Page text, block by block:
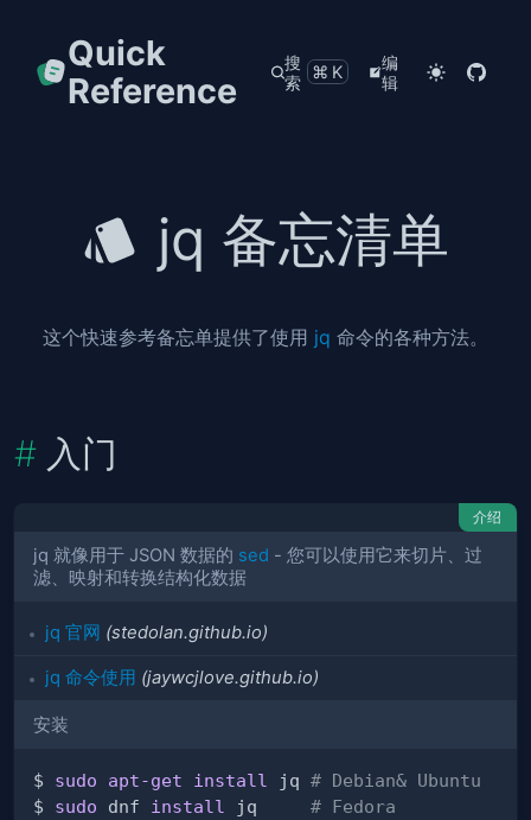
Quick
Reference
搜
索
⌘K
编
辑
jq 备忘清单
这个快速参考备忘单提供了使用 jq 命令的各种方法。
入门
介绍
jq 就像用于 JSON 数据的 sed - 您可以使用它来切片、过
滤、映射和转换结构化数据
jq 官网 (stedolan.github.io)
jq 命令使用 (jaywcjlove.github.io)
安装
$ sudo apt-get install jq # Debian& Ubuntu
$ sudo dnf install jq # Fedora